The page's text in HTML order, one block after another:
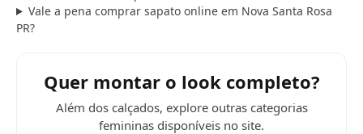
Vale a pena comprar sapato online em Nova Santa Rosa
PR?
Quer montar o look completo?
Além dos calçados, explore outras categorias
femininas disponíveis no site.